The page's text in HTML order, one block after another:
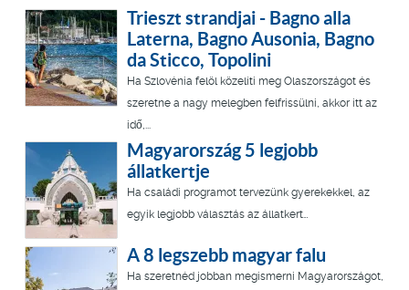
Trieszt strandjai - Bagno alla
Laterna, Bagno Ausonia, Bagno
da Sticco, Topolini
Ha Szlovénia felöl közelíti meg Olaszországot és
szeretne a nagy melegben felfrissülni, akkor itt az
idő,...
Magyarország 5 legjobb
állatkertje
Ha családi programot tervezünk gyerekekkel, az
egyik legjobb választás az állatkert…
A 8 legszebb magyar falu
Ha szeretnéd jobban megismerni Magyarországot,